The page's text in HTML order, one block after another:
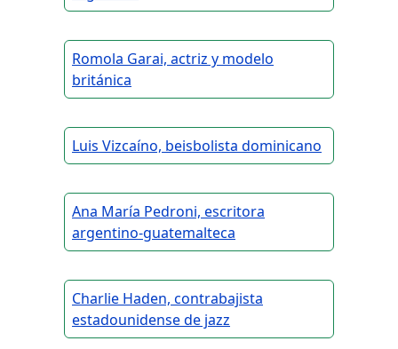
Romola Garai, actriz y modelo
británica
Luis Vizcaíno, beisbolista dominicano
Ana María Pedroni, escritora
argentino-guatemalteca
Charlie Haden, contrabajista
estadounidense de jazz